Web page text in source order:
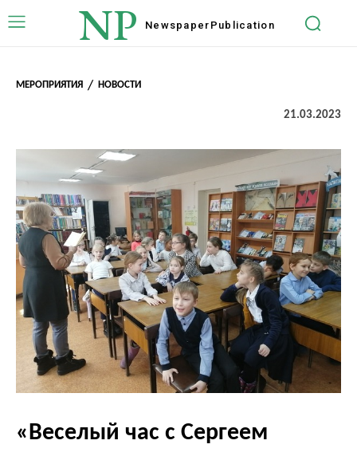
NP Newspaper Publication
МЕРОПРИЯТИЯ НОВОСТИ
21.03.2023
«Веселый час с Сергеем